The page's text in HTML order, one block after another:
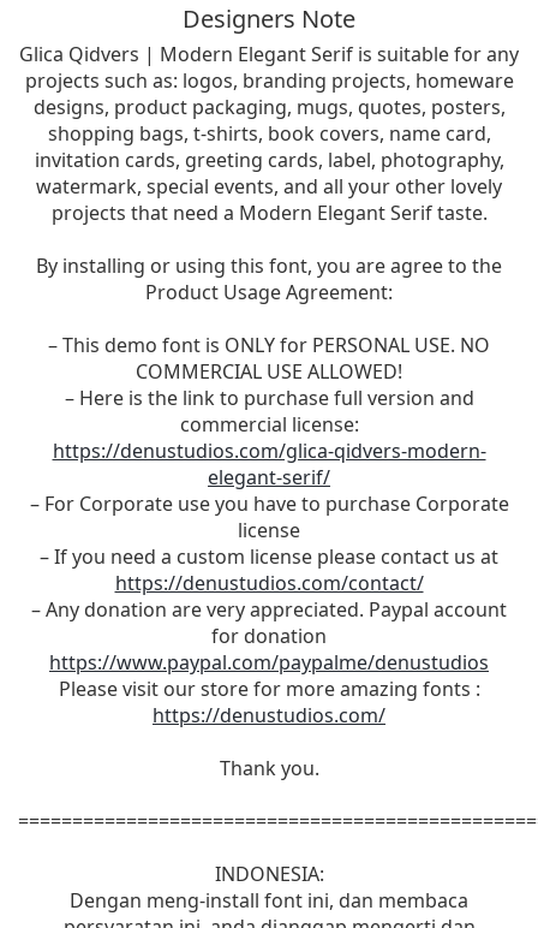
Designers Note
Glica Qidvers | Modern Elegant Serif is suitable for any
projects such as: logos, branding projects, homeware
designs, product packaging, mugs, quotes, posters,
shopping bags, t-shirts, book covers, name card,
invitation cards, greeting cards, label, photography,
watermark, special events, and all your other lovely
projects that need a Modern Elegant Serif taste.
By installing or using this font, you are agree to the
Product Usage Agreement:
– This demo font is ONLY for PERSONAL USE. NO
COMMERCIAL USE ALLOWED!
– Here is the link to purchase full version and
commercial license:
https://denustudios.com/glica-qidvers-modern-
elegant-serif/
– For Corporate use you have to purchase Corporate
license
– If you need a custom license please contact us at
https://denustudios.com/contact/
– Any donation are very appreciated. Paypal account
for donation
https://www.paypal.com/paypalme/denustudios
Please visit our store for more amazing fonts :
https://denustudios.com/
Thank you.
INDONESIA:
Dengan meng-install font ini, dan membaca